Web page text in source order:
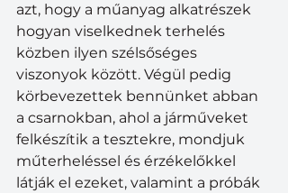
azt, hogy a műanyag alkatrészek
hogyan viselkednek terhelés
közben ilyen szélsőséges
viszonyok között. Végül pedig
körbevezettek bennünket abban
a csarnokban, ahol a járműveket
felkészítik a tesztekre, mondjuk
műterheléssel és érzékelőkkel
látják el ezeket, valamint a próbák